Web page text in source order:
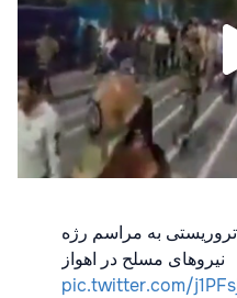
تروريستی به مراسم رژه
نیروهای مسلح در اهواز
pic.twitter.com/